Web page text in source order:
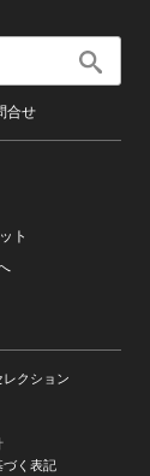
合せ
ト
レクション
づく表記